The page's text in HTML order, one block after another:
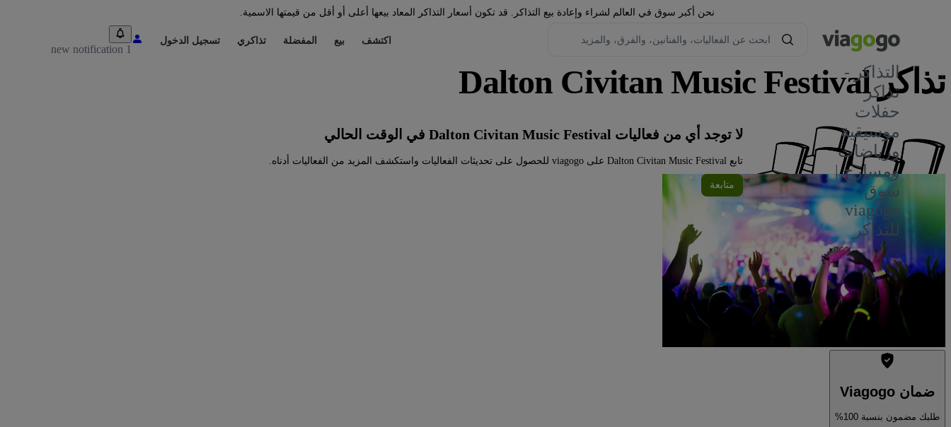
نحن أكبر سوق في العالم لشراء وإعادة بيع التذاكر. قد تكون أسعار التذاكر المعاد بيعها أعلى أو أقل من قيمتها الاسمية.
التذاكر -
تذاكر
حفلات
موسيقية
ورياضات
ومسارح |
سوق
viagogo
للتذاكر
اكتشف بيع المفضلة تذاكري تسجيل الدخول
1 new notification
تذاكر Dalton Civitan Music Festival
لا توجد أي من فعاليات Dalton Civitan Music Festival في الوقت الحالي
تابع Dalton Civitan Music Festival على viagogo للحصول على تحديثات الفعاليات واستكشف المزيد من الفعاليات أدناه.
متابعة
ضمان Viagogo
طلبك مضمون بنسبة 100%